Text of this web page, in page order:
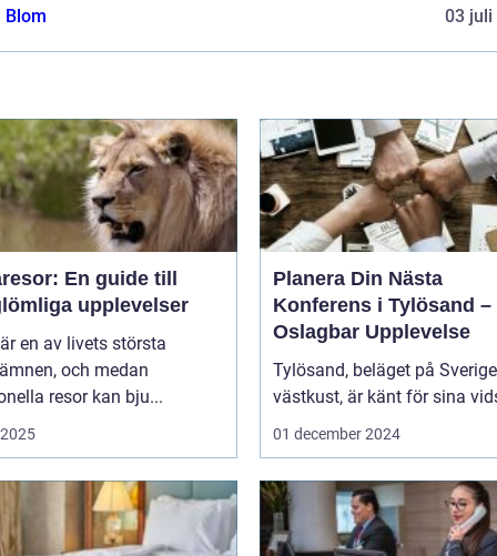
Blom 03 juli
En guide till
upplevelser
en av livets största
och medan
resor kan bju...
Planera Din Nästa
Konferens i Tylösand –
Oslagbar Upplevelse
Tylösand, beläget på
västkust, är känt för sina
01 december 2024